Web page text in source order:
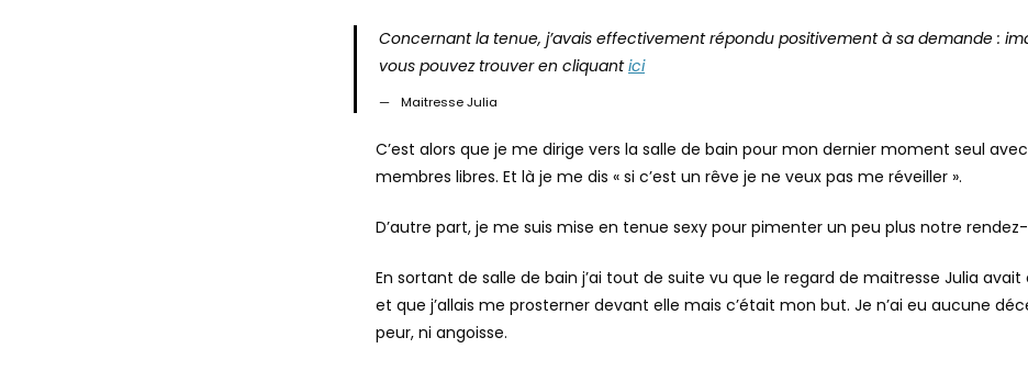
Concernant la tenue, j’avais effectivement répondu positivement à sa demande :
vous pouvez trouver en cliquantici
Maitresse Julia
C’est alors que je me dirige vers la salle de bain pour mon dernier moment seul
membres libres. Et là je me dis « si c’est un rêve je ne veux pas me réveiller ».
D’autre part, je me suis mise en tenue sexy pour pimenter un peu plus notre
En sortant de salle de bain j’ai tout de suite vu que le regard de maitresse Julia avait
et que j’allais me prosterner devant elle mais c’était mon but. Je n’ai eu aucune
peur, ni angoisse.